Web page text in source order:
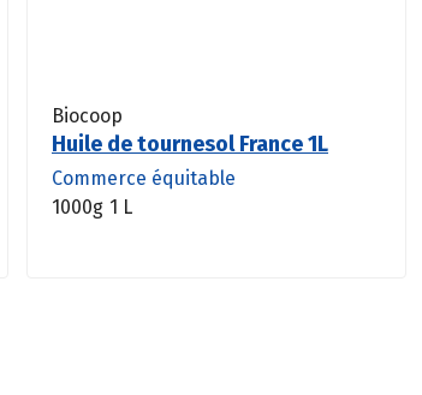
Biocoop
Huile de tournesol France 1L
Commerce équitable
1000g 1 L